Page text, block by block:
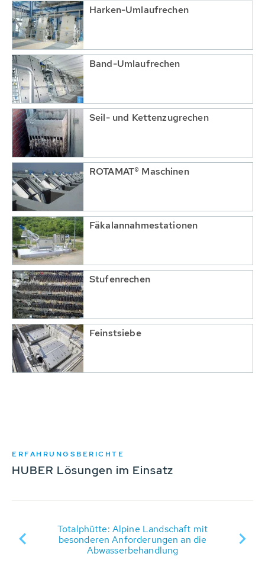
Harken-Umlaufrechen
Band-Umlaufrechen
Seil- und Kettenzugrechen
ROTAMAT® Maschinen
Fäkalannahmestationen
Stufenrechen
Feinstsiebe
ERFAHRUNGSBERICHTE
HUBER Lösungen im Einsatz
Totalphütte: Alpine Landschaft mit
besonderen Anforderungen an die
Abwasserbehandlung